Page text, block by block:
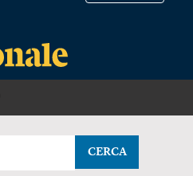
CERCA